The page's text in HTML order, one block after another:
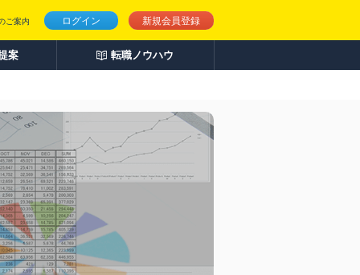
ログイン 新規会員登録
ご案内
案 転職ノウハウ